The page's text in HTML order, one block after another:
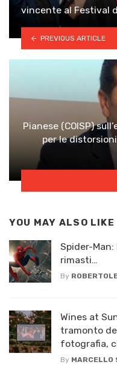
vincente al Festival
PREVIOUS ARTICLE
Pianese (COISP)
per le
YOU MAY ALSO LIKE
Spider-Man:
rimasti…
By
Wines at
tramonto
fotografia,
By MARCELLO